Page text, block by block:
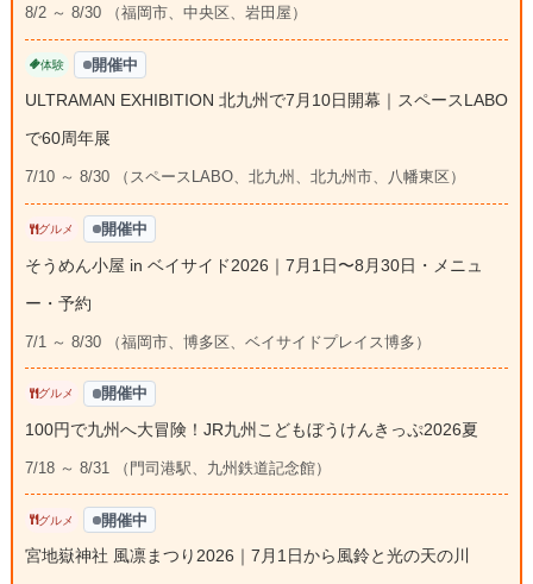
8/2 ～ 8/30 （福岡市、中央区、岩田屋）
体験 開催中
ULTRAMAN EXHIBITION 北九州で7月10日開幕｜スペースLABO
で60周年展
7/10 ～ 8/30 （スペースLABO、北九州、北九州市、八幡東区）
グルメ 開催中
そうめん小屋 in ベイサイド2026｜7月1日〜8月30日・メニュ
ー・予約
7/1 ～ 8/30 （福岡市、博多区、ベイサイドプレイス博多）
グルメ 開催中
100円で九州へ大冒険！JR九州こどもぼうけんきっぷ2026夏
7/18 ～ 8/31 （門司港駅、九州鉄道記念館）
グルメ 開催中
宮地嶽神社 風凛まつり2026｜7月1日から風鈴と光の天の川